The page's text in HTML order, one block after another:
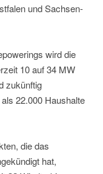
und Sachsen-
wird die
10 auf 34 MW
zukünftig
22.000 Haushalte
die das
hat,